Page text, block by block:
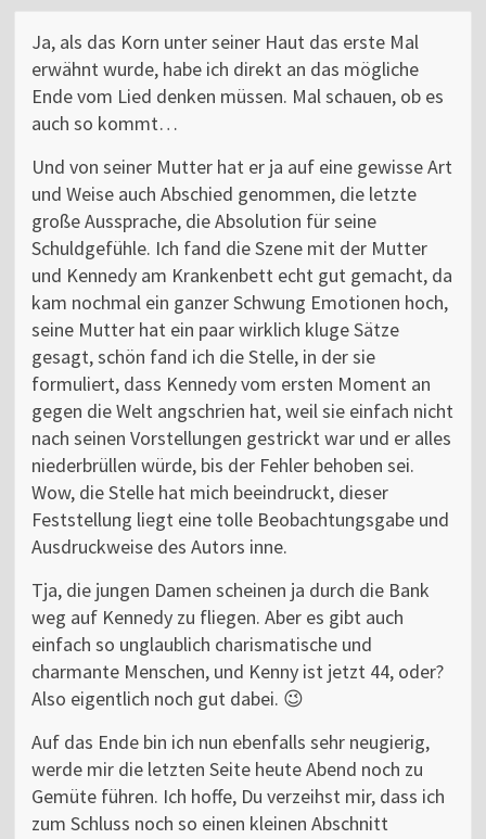
Ja, als das Korn unter seiner Haut das erste Mal
erwähnt wurde, habe ich direkt an das mögliche
Ende vom Lied denken müssen. Mal schauen, ob es
auch so kommt…
Und von seiner Mutter hat er ja auf eine gewisse Art
und Weise auch Abschied genommen, die letzte
große Aussprache, die Absolution für seine
Schuldgefühle. Ich fand die Szene mit der Mutter
und Kennedy am Krankenbett echt gut gemacht, da
kam nochmal ein ganzer Schwung Emotionen hoch,
seine Mutter hat ein paar wirklich kluge Sätze
gesagt, schön fand ich die Stelle, in der sie
formuliert, dass Kennedy vom ersten Moment an
gegen die Welt angschrien hat, weil sie einfach nicht
nach seinen Vorstellungen gestrickt war und er alles
niederbrüllen würde, bis der Fehler behoben sei.
Wow, die Stelle hat mich beeindruckt, dieser
Feststellung liegt eine tolle Beobachtungsgabe und
Ausdruckweise des Autors inne.
Tja, die jungen Damen scheinen ja durch die Bank
weg auf Kennedy zu fliegen. Aber es gibt auch
einfach so unglaublich charismatische und
charmante Menschen, und Kenny ist jetzt 44, oder?
Also eigentlich noch gut dabei. 😉
Auf das Ende bin ich nun ebenfalls sehr neugierig,
werde mir die letzten Seite heute Abend noch zu
Gemüte führen. Ich hoffe, Du verzeihst mir, dass ich
zum Schluss noch so einen kleinen Abschnitt